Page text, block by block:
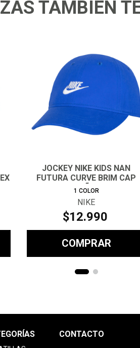
TAMBIÉN
JOCKEY NIKE KIDS NAN
FUTURA CURVE BRIM CAP
NIÑO
1 COLOR
NIKE
$12.990
COMPRAR
CONTACTO